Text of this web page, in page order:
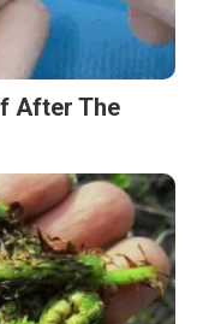
After The